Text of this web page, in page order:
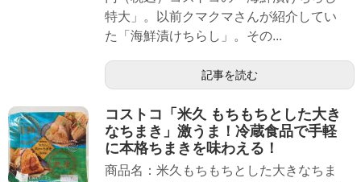
特大」。以前クマクマさんが紹介してい
た「海鮮漬けちらし」。その...
記事を読む
コストコ「米久 もちもちとした大き
なちまき」激うま！冷蔵食品で手軽
に本格ちまきを味わえる！
商品名：米久もちもちとした大きなちま